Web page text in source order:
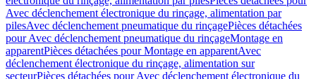
Avec déclenchement électronique du rinçage, alimentation par
pilesAvec déclenchement pneumatique du rinçagePièces détachées
pour Avec déclenchement pneumatique du rinçageMontage en
apparentPièces détachées pour Montage en apparentAvec
déclenchement électronique du rinçage, alimentation sur
secteurPièces détachées pour Avec déclenchement électronique du